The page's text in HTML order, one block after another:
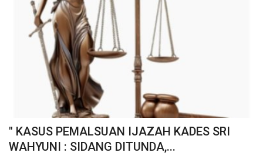
" KASUS PEMALSUAN IJAZAH KADES SRI
WAHYUNI : SIDANG DITUNDA,...